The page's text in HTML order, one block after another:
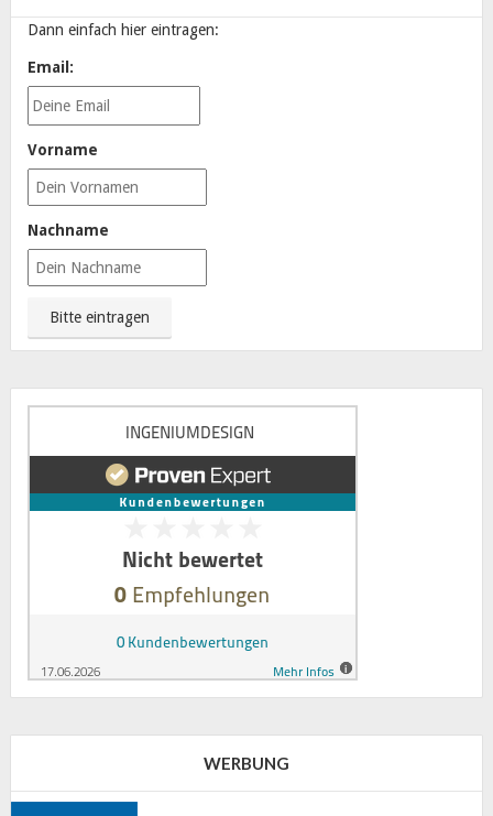
Dann einfach hier eintragen:
Email:
Vorname
Nachname
WERBUNG